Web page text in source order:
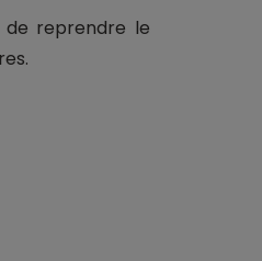
de reprendre le